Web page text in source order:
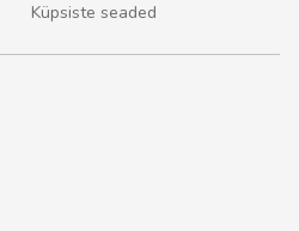
Küpsiste seaded